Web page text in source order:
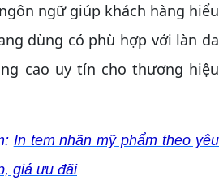
ngữ giúp khách hàng hiểu
dùng có phù hợp với làn da
cao uy tín cho thương hiệu
In tem nhãn mỹ phẩm theo yêu
giá ưu đãi